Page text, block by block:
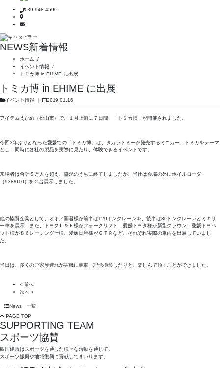
089-948-4590
NEWS新着情報
ホーム /
イベント情報 /
トミカ博 in EHIME に出展
トミカ博 in EHIME に出展
イベント情報 ｜ 2019.01.16
アイテムえひめ（松山市）で、１月上旬に７日間、「トミカ博」が開催されました。
今回3年ぶりとなった愛媛での「トミカ博」は、タカラトミーが発売するミニカー、トミカをテーマ
とし、同時に各社の製品を実際に見たり、体験できるイベントです。
来場者は合計５万人を超え、盛況のうちに終了しましたが、当社は会場の外にホイルローダ
（938/010）を２台展示しました。
他の協賛企業として、オオノ開發様が前半は120トンクレーンを、後半は30トンクレーンとミキサ
ー車を展示、また、トヨタＬ＆Ｆ様がフォークリフト、愛媛トヨタ様が新型クラウン、愛媛トヨペ
ット様が８６レーシング仕様、愛媛日産様がＧＴＲなど、それぞれ実際の車両を出展していまし
た。
当日は、多くのご家族連れが実機に乗車、記念撮影したりと、楽しんで頂くことができました。
< 前へ
次へ >
News 一覧
PAGE TOP
SUPPORTING TEAM
スポーツ協賛
四国建販はスポーツを通した様々な活動を通じて､
スポーツ振興や地域復興に貢献してまいります。